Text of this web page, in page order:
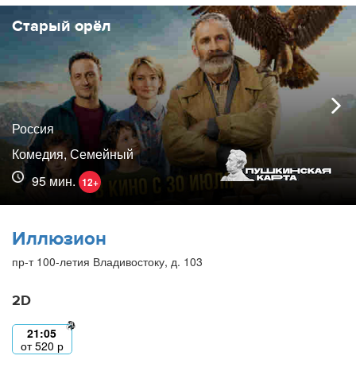
Старый орёл
Россия
Комедия, Семейный
95 мин. 12+
Иллюзион
пр-т 100-летия Владивостоку, д. 103
2D
21:05
от520 р